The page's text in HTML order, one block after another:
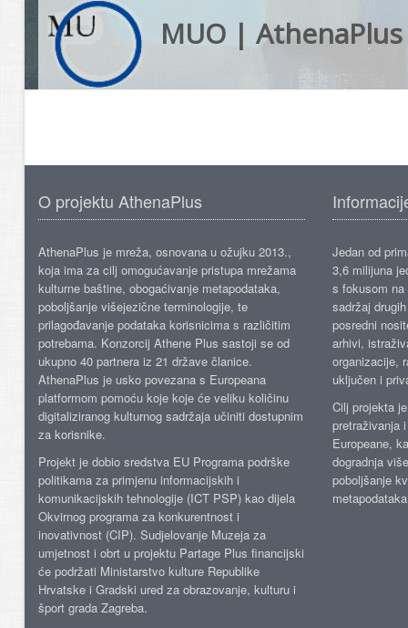
MUO | AthenaPlus
O projektu AthenaPlus
AthenaPlus je mreža, osnovana u ožujku 2013.,
koja ima za cilj omogućavanje pristupa mrežama
kulturne baštine, obogaćivanje metapodataka,
poboljšanje višejezične terminologije, te
prilagođavanje podataka korisnicima s različitim
potrebama. Konzorcij Athene Plus sastoji se od
ukupno 40 partnera iz 21 države članice.
AthenaPlus je usko povezana s Europeana
platformom pomoću koje koje će veliku količinu
digitaliziranog kulturnog sadržaja učiniti dostupnim
za korisnike.
Projekt je dobio sredstva EU Programa podrške
politikama za primjenu informacijskih i
komunikacijskih tehnologije (ICT PSP) kao dijela
Okvirnog programa za konkurentnost i
inovativnost (CIP). Sudjelovanje Muzeja za
umjetnost i obrt u projektu Partage Plus financijski
će podržati Ministarstvo kulture Republike
Hrvatske i Gradski ured za obrazovanje, kulturu i
šport grada Zagreba.
Jedan od
3,6 milijuna
s fokusom
sadržaj
posredni
arhivi,
organizacije,
uključen i
Cilj projekta
pretraživanja
Europeane,
dogradnja
poboljšanje